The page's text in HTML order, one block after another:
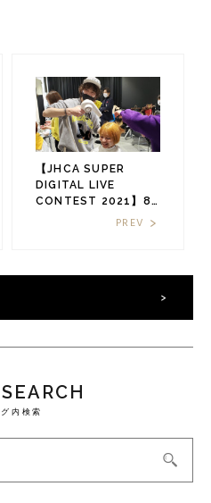
【JHCA SUPER
DIGITAL LIVE
CONTEST 2021】8
名のカラーリストで動
PREV
内検索